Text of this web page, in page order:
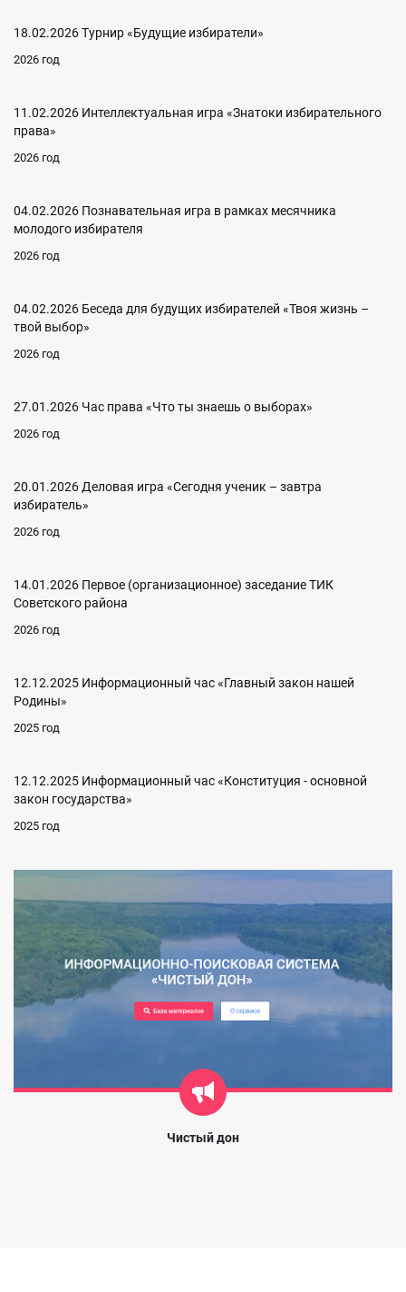
18.02.2026 Турнир «Будущие избиратели»
2026 год
11.02.2026 Интеллектуальная игра «Знатоки избирательного
права»
2026 год
04.02.2026 Познавательная игра в рамках месячника
молодого избирателя
2026 год
04.02.2026 Беседа для будущих избирателей «Твоя жизнь –
твой выбор»
2026 год
27.01.2026 Час права «Что ты знаешь о выборах»
2026 год
20.01.2026 Деловая игра «Сегодня ученик – завтра
избиратель»
2026 год
14.01.2026 Первое (организационное) заседание ТИК
Советского района
2026 год
12.12.2025 Информационный час «Главный закон нашей
Родины»
2025 год
12.12.2025 Информационный час «Конституция - основной
закон государства»
2025 год
Чистый дон